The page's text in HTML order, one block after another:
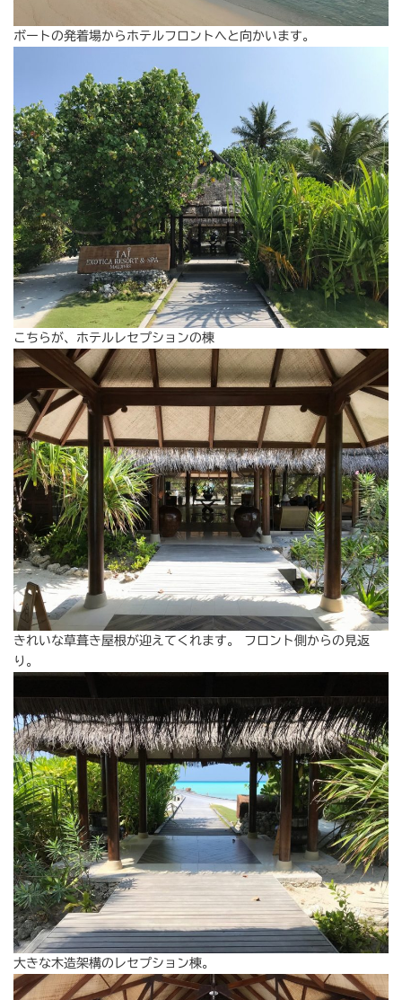
ボートの発着場からホテルフロントへと向かいます。
こちらが、ホテルレセプションの棟
きれいな草葺き屋根が迎えてくれます。 フロント側からの見返
り。
大きな木造架構のレセプション棟。